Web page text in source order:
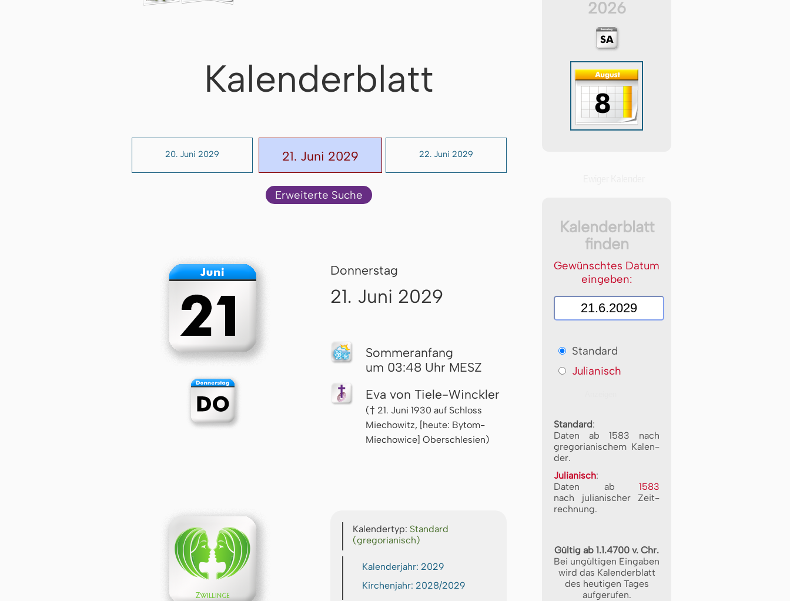
Kalenderblatt
20. Juni 2029 21. Juni 2029 22. Juni 2029
Erweiterte Suche
Donnerstag
21. Juni 2029
Som­mer­an­fang
um 03:48 Uhr MESZ
Eva von Tiele-Winckler
(† 21. Juni 1930 auf Schloss
Miechowitz, [heute: Bytom-
Miechowice] Oberschlesien)
Kalendertyp: Standard
(gregorianisch)
Kalenderjahr: 2029
Kirchenjahr: 2028/2029
2026
Kalenderblatt
finden
Gewünschtes Datum
eingeben:
Standard
Julianisch
Standard:
Daten ab 1583 nach
gre­go­ri­a­ni­schem Ka­len­
der.
Julianisch:
Daten ab 1583
nach ju­li­a­ni­scher Zeit­
rech­nung.
Gültig ab 1.1.4700 v. Chr.
Bei ungültigen Eingaben
wird das Kalenderblatt
des heutigen Tages
aufgerufen.